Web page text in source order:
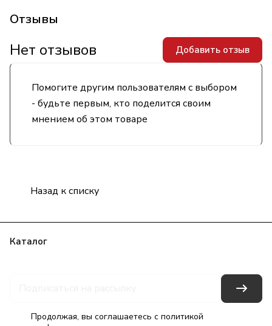
Отзывы
Помогите другим пользователям с выбором
- будьте первым, кто поделится своим
мнением об этом товаре
Нет отзывов Добавить отзыв
Назад к списку
Каталог
Продолжая, вы соглашаетесь с политикой